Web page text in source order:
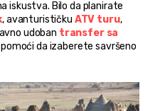
, avanturističku ATV turu,
udoban transfer sa
da izaberete savršeno